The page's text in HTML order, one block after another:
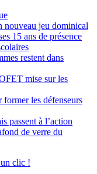
jeu dominical
15 ans de présence
restent dans
mise sur les
les défenseurs
passent à l’action
de verre du
clic !